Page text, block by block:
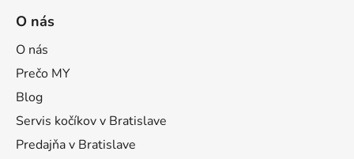
O nás
O nás
Prečo MY
Blog
Servis kočíkov v Bratislave
Predajňa v Bratislave